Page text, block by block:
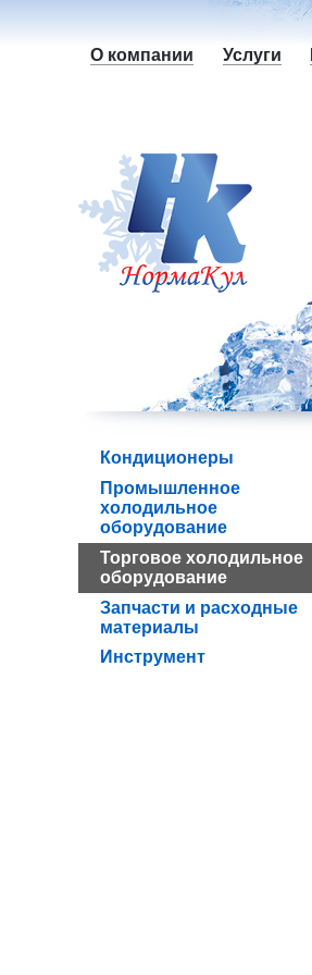
О компании Услуги
Кондиционеры
Промышленное
холодильное
оборудование
Торговое холодильное
оборудование
Запчасти и расходные
материалы
Инструмент